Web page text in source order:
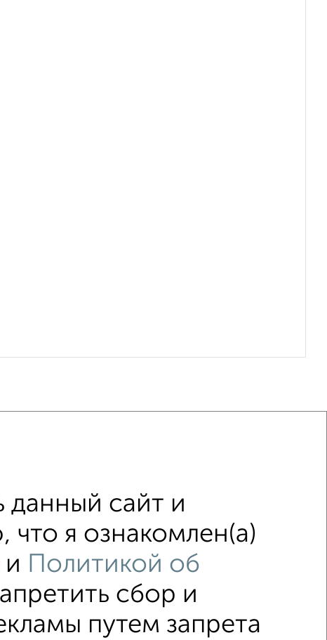
С мебелью
Одноэтажные В черте города
данный сайт и
я ознакомлен(а)
и Политикой об
сбор и
путем запрета